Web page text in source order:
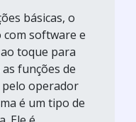
básicas, o
com software e
toque para
funções de
operador
é um tipo de